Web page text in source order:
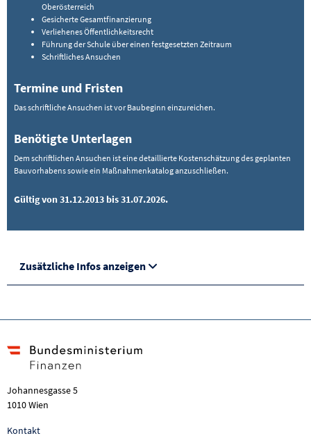
Oberösterreich
Gesicherte Gesamtfinanzierung
Verliehenes Öffentlichkeitsrecht
Führung der Schule über einen festgesetzten Zeitraum
Schriftliches Ansuchen
Termine und Fristen
Das schriftliche Ansuchen ist vor Baubeginn einzureichen.
Benötigte Unterlagen
Dem schriftlichen Ansuchen ist eine detaillierte Kostenschätzung des geplanten
Bauvorhabens sowie ein Maßnahmenkatalog anzuschließen.
Gültig von 31.12.2013 bis 31.07.2026.
Zusätzliche Infos anzeigen
Johannesgasse 5
1010 Wien
Kontakt